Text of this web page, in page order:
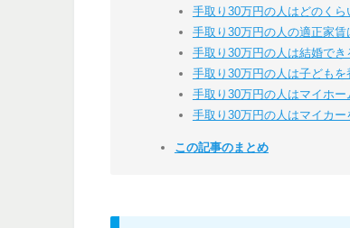
手取り30万円の人はどのくら
手取り30万円の人の適正家賃
手取り30万円の人は結婚でき
手取り30万円の人は子どもを
手取り30万円の人はマイホー
手取り30万円の人はマイカー
この記事のまとめ